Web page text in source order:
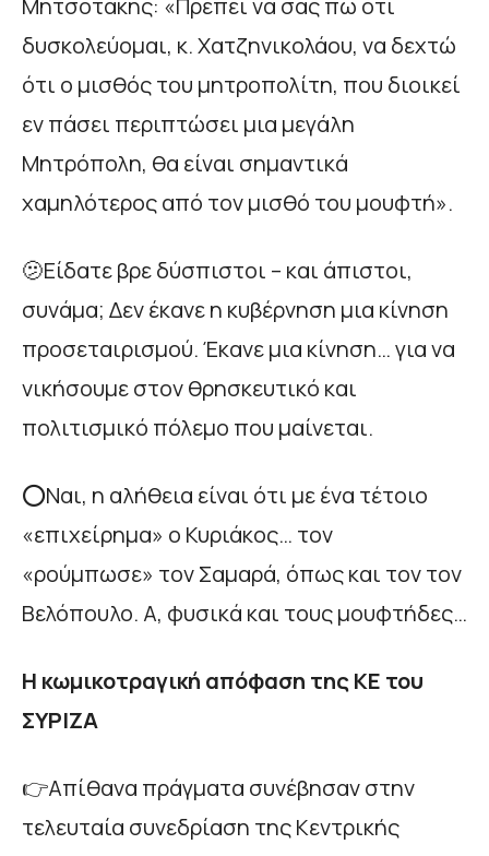
Μητσοτάκης: «Πρέπει να σας πω ότι
δυσκολεύομαι, κ. Χατζηνικολάου, να δεχτώ
ότι ο μισθός του μητροπολίτη, που διοικεί
εν πάσει περιπτώσει μια μεγάλη
Μητρόπολη, θα είναι σημαντικά
χαμηλότερος από τον μισθό του μουφτή».
🫤Είδατε βρε δύσπιστοι – και άπιστοι,
συνάμα; Δεν έκανε η κυβέρνηση μια κίνηση
προσεταιρισμού. Έκανε μια κίνηση… για να
νικήσουμε στον θρησκευτικό και
πολιτισμικό πόλεμο που μαίνεται.
⭕Ναι, η αλήθεια είναι ότι με ένα τέτοιο
«επιχείρημα» ο Κυριάκος… τον
«ρούμπωσε» τον Σαμαρά, όπως και τον τον
Βελόπουλο. Α, φυσικά και τους μουφτήδες…
Η κωμικοτραγική απόφαση της ΚΕ του
ΣΥΡΙΖΑ
👉Απίθανα πράγματα συνέβησαν στην
τελευταία συνεδρίαση της Κεντρικής